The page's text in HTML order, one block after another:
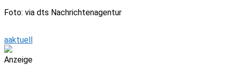
Foto: via dts Nachrichtenagentur
aaktuell
Anzeige